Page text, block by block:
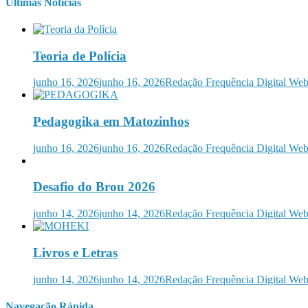
Teoria de Polícia
junho 16, 2026junho 16, 2026Redação Frequência Digital
Pedagogika em Matozinhos
junho 16, 2026junho 16, 2026Redação Frequência Digital
Desafio do Brou 2026
junho 14, 2026junho 14, 2026Redação Frequência Digital
Livros e Letras
junho 14, 2026junho 14, 2026Redação Frequência Digital